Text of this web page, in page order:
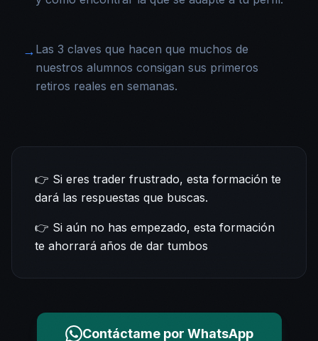
→ Las 3 claves que hacen que muchos de
nuestros alumnos consigan sus primeros
retiros reales en semanas.
👉 Si eres trader frustrado, esta formación te
dará las respuestas que buscas.
👉 Si aún no has empezado, esta formación
te ahorrará años de dar tumbos
Contáctame por WhatsApp